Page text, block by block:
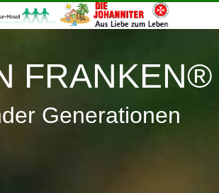
Menü
FRANKEN®
Generationen